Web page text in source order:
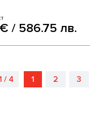
/ 586.75 лв.
/ 4 1 2 3